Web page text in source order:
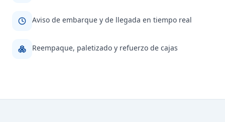
Aviso de embarque y de llegada en tiempo real
Reempaque, paletizado y refuerzo de cajas